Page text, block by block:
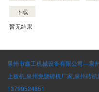
下载
暂无结果
泉州市鑫工机械设备有限公司—泉
上板机,泉州免烧砖机厂家,泉州砖
13799524851